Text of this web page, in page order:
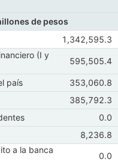
nominales en
de pesos
de la serie Total ( A+B+C+D+E ) Abr 2026
1,342,595.3
(I y II)
gráfica de la serie A. Sector privado no financiero
Sector privado no
(I y
Abr 2026
595,505.4
país
de la serie B. Sector financiero del país
Sector financiero del
país Abr 2026
353,060.8
de la serie C. Sector público
Sector público
Abr 2026
385,792.3
de la serie D. Otros sectores residentes
Otros sectores
Abr
0.0
de la serie E. Sector externo
Sector externo
Abr
8,236.8
a la banca de desarrollo
gráfica de la serie F. Memorándum: Crédito
a la banca
Abr
0.0